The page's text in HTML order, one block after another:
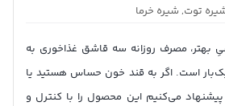
توت, شیره خرما
بهتر، مصرف روزانه سه قاشق غذاخوری به
است. اگر به قند خون حساس هستید یا
پیشنهاد می‌کنیم این محصول را با کنترل و